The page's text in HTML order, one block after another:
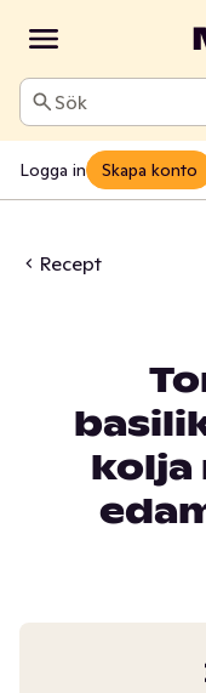
Sök
Logga in Skapa konto
Recept
kolja